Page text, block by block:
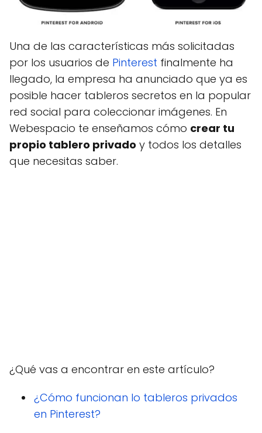
Una de las características más solicitadas
por los usuarios de Pinterest finalmente ha
llegado, la empresa ha anunciado que ya es
posible hacer tableros secretos en la popular
red social para coleccionar imágenes. En
Webespacio te enseñamos cómo crear tu
propio tablero privado y todos los detalles
que necesitas saber.
¿Qué vas a encontrar en este artículo?
¿Cómo funcionan lo tableros privados
en Pinterest?